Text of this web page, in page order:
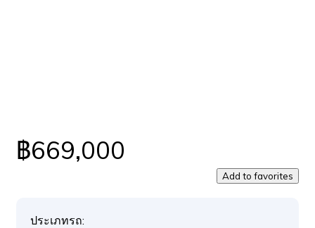
฿669,000
Add to favorites
ประเภทรถ: